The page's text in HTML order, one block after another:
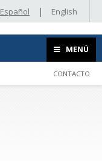
Español | English
MENÚ
CONTACTO